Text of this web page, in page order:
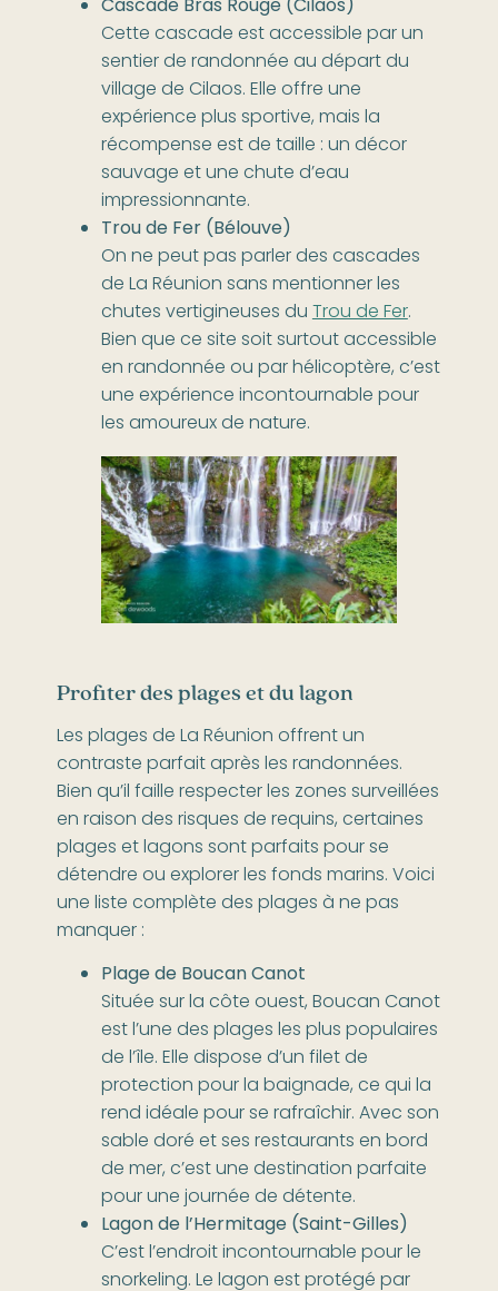
Cascade Bras Rouge (Cilaos)
Cette cascade est accessible par un
sentier de randonnée au départ du
village de Cilaos. Elle offre une
expérience plus sportive, mais la
récompense est de taille : un décor
sauvage et une chute d’eau
impressionnante.
Trou de Fer (Bélouve)
On ne peut pas parler des cascades
de La Réunion sans mentionner les
chutes vertigineuses duTrou de Fer.
Bien que ce site soit surtout accessible
en randonnée ou par hélicoptère, c’est
une expérience incontournable pour
les amoureux de nature.
Profiter des plages et du lagon
Les plages de La Réunion offrent un
contraste parfait après les randonnées.
Bien qu’il faille respecter les zones surveillées
en raison des risques de requins, certaines
plages et lagons sont parfaits pour se
détendre ou explorer les fonds marins. Voici
une liste complète des plages à ne pas
manquer :
Plage de Boucan Canot
Située sur la côte ouest, Boucan Canot
est l’une des plages les plus populaires
de l’île. Elle dispose d’un filet de
protection pour la baignade, ce qui la
rend idéale pour se rafraîchir. Avec son
sable doré et ses restaurants en bord
de mer, c’est une destination parfaite
pour une journée de détente.
Lagon de l’Hermitage (Saint-Gilles)
C’est l’endroit incontournable pour le
snorkeling. Le lagon est protégé par